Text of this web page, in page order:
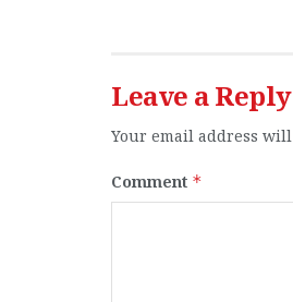
Leave a Reply
Your email address
Comment *